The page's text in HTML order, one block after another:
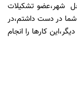
شهر،عضو تشکیلات
شما در دست داشتم،در
کارها را انجام